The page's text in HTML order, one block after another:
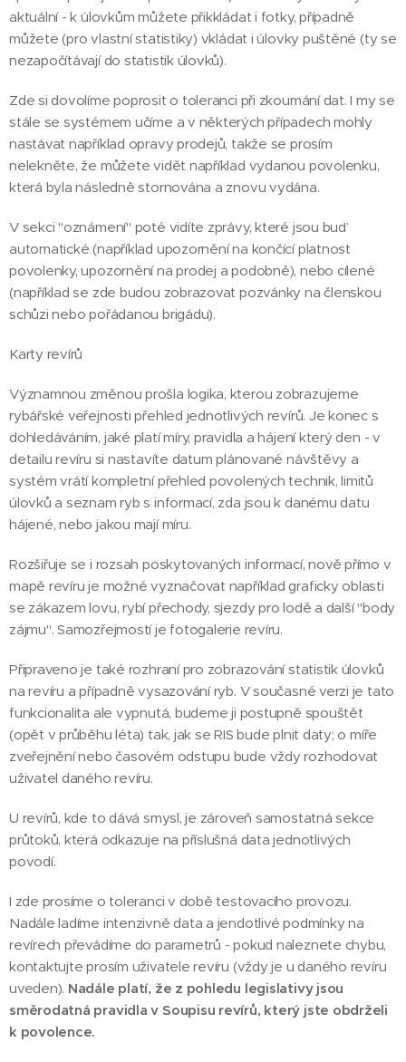
aktuální - k úlovkům můžete přikkládat i fotky, případně
můžete (pro vlastní statistiky) vkládat i úlovky puštěné (ty se
nezapočítávají do statistik úlovků).
Zde si dovolíme poprosit o toleranci při zkoumání dat. I my se
stále se systémem učíme a v některých případech mohly
nastávat například opravy prodejů, takže se prosím
nelekněte, že můžete vidět například vydanou povolenku,
která byla následně stornována a znovu vydána.
V sekci "oznámení" poté vidíte zprávy, které jsou buď
automatické (například upozornění na končící platnost
povolenky, upozornění na prodej a podobně), nebo cílené
(například se zde budou zobrazovat pozvánky na členskou
schůzi nebo pořádanou brigádu).
Karty revírů
Významnou změnou prošla logika, kterou zobrazujeme
rybářské veřejnosti přehled jednotlivých revírů. Je konec s
dohledáváním, jaké platí míry, pravidla a hájení který den - v
detailu revíru si nastavíte datum plánované návštěvy a
systém vrátí kompletní přehled povolených technik, limitů
úlovků a seznam ryb s informací, zda jsou k danému datu
hájené, nebo jakou mají míru.
Rozšiřuje se i rozsah poskytovaných informací, nově přímo v
mapě revíru je možné vyznačovat například graficky oblasti
se zákazem lovu, rybí přechody, sjezdy pro lodě a další "body
zájmu". Samozřejmostí je fotogalerie revíru.
Připraveno je také rozhraní pro zobrazování statistik úlovků
na revíru a případně vysazování ryb. V současné verzi je tato
funkcionalita ale vypnutá, budeme ji postupně spouštět
(opět v průběhu léta) tak, jak se RIS bude plnit daty; o míře
zveřejnění nebo časovém odstupu bude vždy rozhodovat
uživatel daného revíru.
U revírů, kde to dává smysl, je zároveň samostatná sekce
průtoků, která odkazuje na příslušná data jednotlivých
povodí.
I zde prosíme o toleranci v době testovacího provozu.
Nadále ladíme intenzivně data a jendotlivé podmínky na
revírech převádíme do parametrů - pokud naleznete chybu,
kontaktujte prosím uživatele revíru (vždy je u daného revíru
uveden). Nadále platí, že z pohledu legislativy jsou
směrodatná pravidla v Soupisu revírů, který jste obdrželi
k povolence.